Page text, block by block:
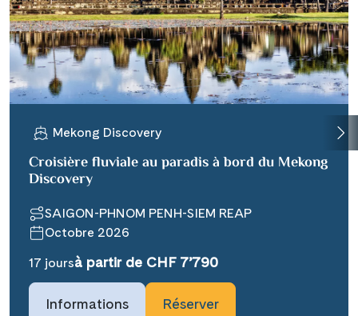
Mekong Discovery
Croisière fluviale au paradis à bord du Mekong
Discovery
SAIGON-PHNOM PENH-SIEM REAP
Octobre 2026
17 joursà partir de CHF 7’790
Informations Réserver